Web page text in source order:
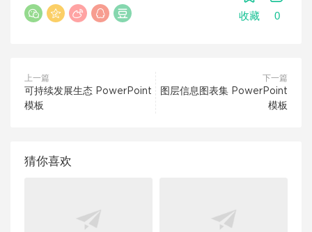
收藏 0
上一篇
可持续发展生态 PowerPoint
模板
下一篇
图层信息图表集 PowerPoint
模板
猜你喜欢